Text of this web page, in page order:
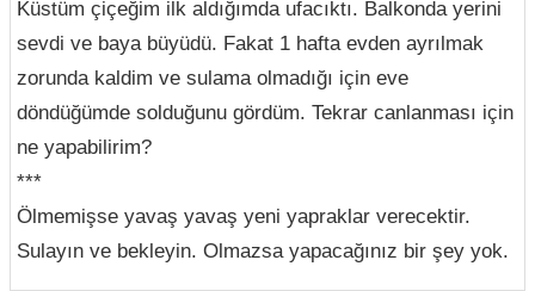
Küstüm çiçeğim ilk aldığımda ufacıktı. Balkonda yerini
sevdi ve baya büyüdü. Fakat 1 hafta evden ayrılmak
zorunda kaldim ve sulama olmadığı için eve
döndüğümde solduğunu gördüm. Tekrar canlanması için
ne yapabilirim?
***
Ölmemişse yavaş yavaş yeni yapraklar verecektir.
Sulayın ve bekleyin. Olmazsa yapacağınız bir şey yok.